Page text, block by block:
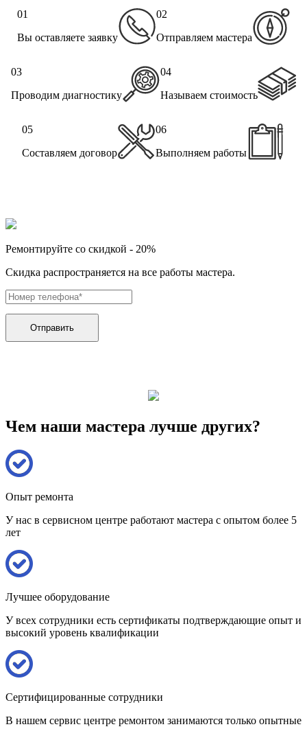
01
Вы оставляете заявку
02
Отправляем мастера
03
Проводим диагностику
04
Называем стоимость
05
Составляем договор
06
Выполняем работы
Ремонтируйте со скидкой - 20%
Скидка распространяется на все работы мастера.
Отправить
Чем наши мастера лучше других?
Опыт ремонта
У нас в сервисном центре работают мастера с опытом более 5
лет
Лучшее оборудование
У всех сотрудники есть сертификаты подтверждающие опыт и
высокий уровень квалификации
Сертифицированные сотрудники
В нашем сервис центре ремонтом занимаются только опытные